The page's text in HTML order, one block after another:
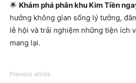
🌟 Khám phá phân khu Kim Tiền
hưởng không gian sống lý tưởng,
lễ hội và trải nghiệm những tiện ích
mang lại.
Previous article